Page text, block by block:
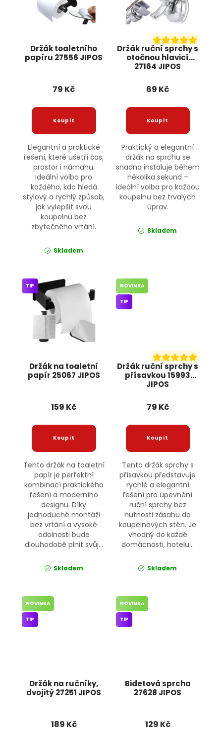
Držák toaletního
papíru 27556 JIPOS
79 Kč
Elegantní a praktické
řešení, které ušetří čas,
prostor i námahu.
Ideální volba pro
každého, kdo hledá
stylový a rychlý způsob,
jak vylepšit svou
koupelnu bez
zbytečného vrtání.
Skladem
Držák ruční sprchy s
otočnou hlavicí
27164 JIPOS
69 Kč
Praktický a elegantní
držák na sprchu se
snadno instaluje během
několika sekund –
ideální volba pro každou
koupelnu bez trvalých
úprav.
Skladem
Držák na toaletní
papír 25067 JIPOS
TIP
159 Kč
Tento držák na toaletní
papír je perfektní
kombinací praktického
řešení a moderního
designu. Díky
jednoduché montáži
bez vrtání a vysoké
odolnosti bude
dlouhodobě plnit svůj...
Skladem
Držák ruční sprchy s
přísavkou 15993
JIPOS
NOVINKA
TIP
79 Kč
Tento držák sprchy s
přísavkou představuje
rychlé a elegantní
řešení pro upevnění
ruční sprchy bez
nutnosti zásahu do
koupelnových stěn. Je
vhodný do každé
domácnosti, hotelu...
Skladem
Držák na ručníky,
dvojitý 27251 JIPOS
NOVINKA
TIP
189 Kč
Bidetová sprcha
27628 JIPOS
NOVINKA
TIP
129 Kč